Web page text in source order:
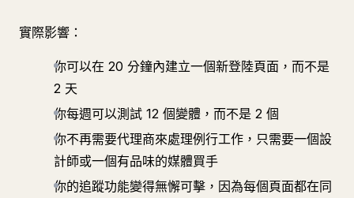
實際影響：
你可以在 20 分鐘內建立一個新登陸頁面，而不是
2 天
你每週可以測試 12 個變體，而不是 2 個
你不再需要代理商來處理例行工作，只需要一個設
計師或一個有品味的媒體買手
你的追蹤功能變得無懈可擊，因為每個頁面都在同